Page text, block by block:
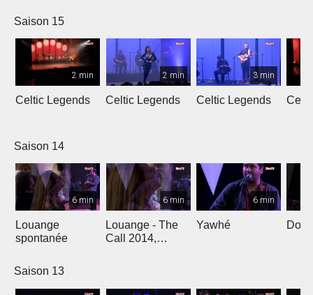
Saison 15
2 min
Celtic Legends
2 min
Celtic Legends
3 min
Celtic Legends
Saison 14
6 min
Louange
spontanée
6 min
Louange - The
Call 2014,
6 min
Yawhé
Saison 13